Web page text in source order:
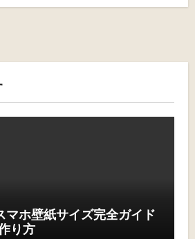
マホ壁紙サイズ完全ガイド
り方